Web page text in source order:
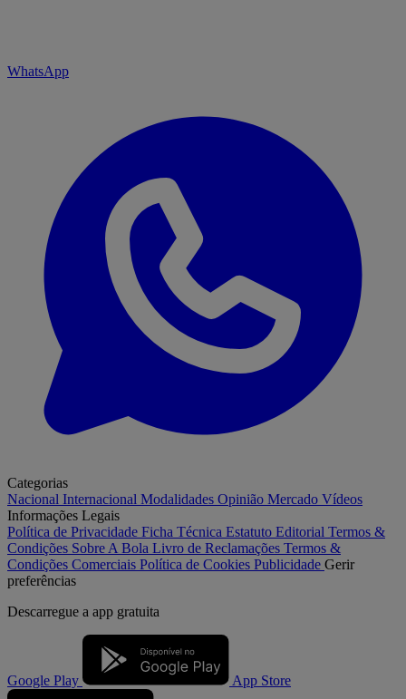
WhatsApp
Categorias
Nacional Internacional Modalidades Opinião Mercado Vídeos
Informações Legais
Política de Privacidade Ficha Técnica Estatuto Editorial Termos &
Condições Sobre A Bola Livro de Reclamações Termos &
Condições Comerciais Política de Cookies Publicidade Gerir
preferências
Descarregue a app gratuita
Google Play App Store